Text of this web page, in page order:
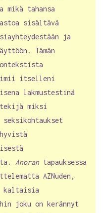
tahansa
sisältävä
ja
Tämän
itselleni
lakmustestinä
miksi
seksikohtaukset
Anoran tapauksessa
AZNuden,
kaltaisia
joku on kerännyt